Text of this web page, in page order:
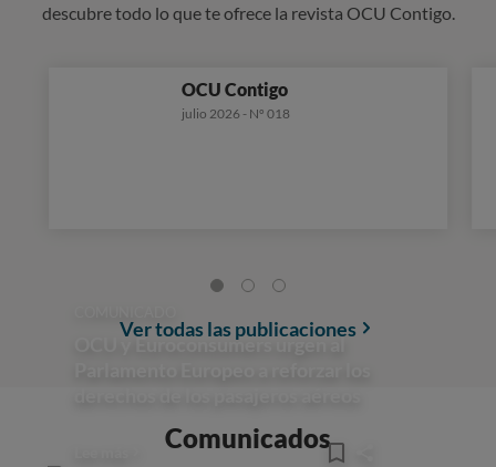
descubre todo lo que te ofrece la revista OCU Contigo.
OCU Contigo
julio 2026 - Nº 018
Ver todas las publicaciones
Comunicados
OCU y Euroconsumers urgen al